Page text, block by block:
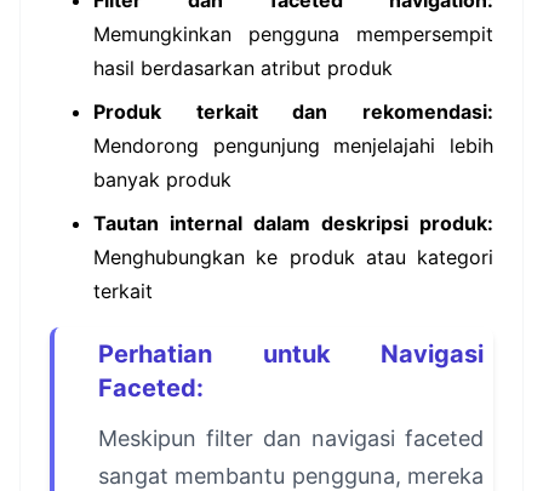
Memungkinkan pengguna mempersempit
hasil berdasarkan atribut produk
Produk terkait dan rekomendasi:
Mendorong pengunjung menjelajahi lebih
banyak produk
Tautan internal dalam deskripsi produk:
Menghubungkan ke produk atau kategori
terkait
Perhatian untuk Navigasi
Faceted:
Meskipun filter dan navigasi faceted
sangat membantu pengguna, mereka